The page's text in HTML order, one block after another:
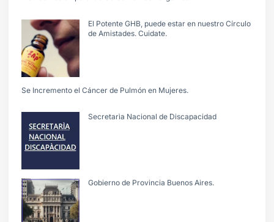
El Potente GHB, puede estar en nuestro Círculo
de Amistades. Cuidate.
Se Incremento el Cáncer de Pulmón en Mujeres.
Secretarìa Nacional de Discapacidad
Gobierno de Provincia Buenos Aires.